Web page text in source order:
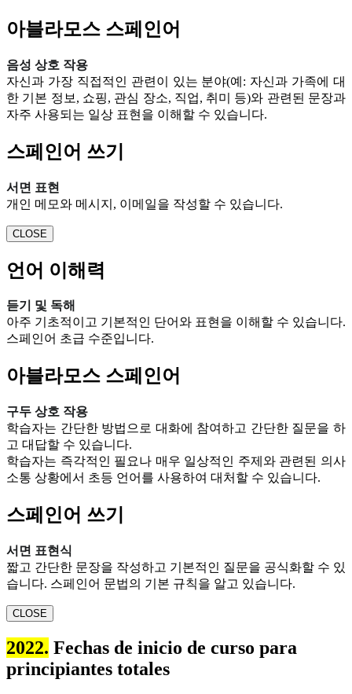
아블라모스 스페인어
음성 상호 작용
자신과 가장 직접적인 관련이 있는 분야(예: 자신과 가족에 대
한 기본 정보, 쇼핑, 관심 장소, 직업, 취미 등)와 관련된 문장과
자주 사용되는 일상 표현을 이해할 수 있습니다.
스페인어 쓰기
서면 표현
개인 메모와 메시지, 이메일을 작성할 수 있습니다.
CLOSE
언어 이해력
듣기 및 독해
아주 기초적이고 기본적인 단어와 표현을 이해할 수 있습니다.
스페인어 초급 수준입니다.
아블라모스 스페인어
구두 상호 작용
학습자는 간단한 방법으로 대화에 참여하고 간단한 질문을 하
고 대답할 수 있습니다.
학습자는 즉각적인 필요나 매우 일상적인 주제와 관련된 의사
소통 상황에서 초등 언어를 사용하여 대처할 수 있습니다.
스페인어 쓰기
서면 표현식
짧고 간단한 문장을 작성하고 기본적인 질문을 공식화할 수 있
습니다. 스페인어 문법의 기본 규칙을 알고 있습니다.
CLOSE
2022. Fechas de inicio de curso para
principiantes totales